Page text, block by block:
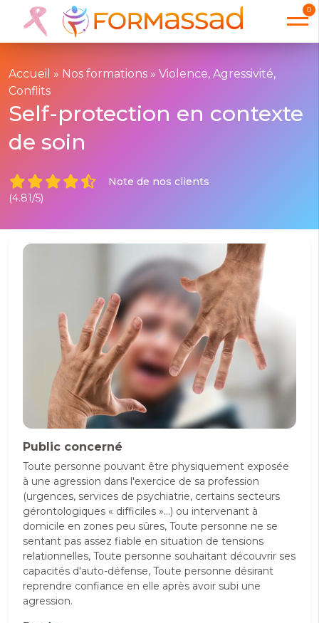
0
Accueil » Nos formations » Violence, Agressivité,
Conflits
Self-protection en contexte
de soin
Note de nos clients
(4.81/5)
Public concerné
Toute personne pouvant être physiquement exposée
à une agression dans l'exercice de sa profession
(urgences, services de psychiatrie, certains secteurs
gérontologiques « difficiles »...) ou intervenant à
domicile en zones peu sûres, Toute personne ne se
sentant pas assez fiable en situation de tensions
relationnelles, Toute personne souhaitant découvrir ses
capacités d'auto-défense, Toute personne désirant
reprendre confiance en elle après avoir subi une
agression.